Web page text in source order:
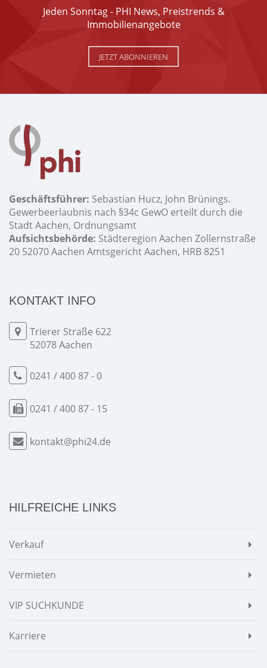
Jeden Sonntag - PHI News, Preistrends &
Immobilienangebote
JETZT ABONNIEREN
Geschäftsführer: Sebastian Hucz, John Brünings.
Gewerbeerlaubnis nach §34c GewO erteilt durch die
Stadt Aachen, Ordnungsamt
Aufsichtsbehörde: Städteregion Aachen Zollernstraße
20 52070 Aachen Amtsgericht Aachen, HRB 8251
KONTAKT INFO
Trierer Straße 622
52078 Aachen
0241 / 400 87 - 0
0241 / 400 87 - 15
kontakt@phi24.de
HILFREICHE LINKS
Verkauf
Vermieten
VIP SUCHKUNDE
Karriere